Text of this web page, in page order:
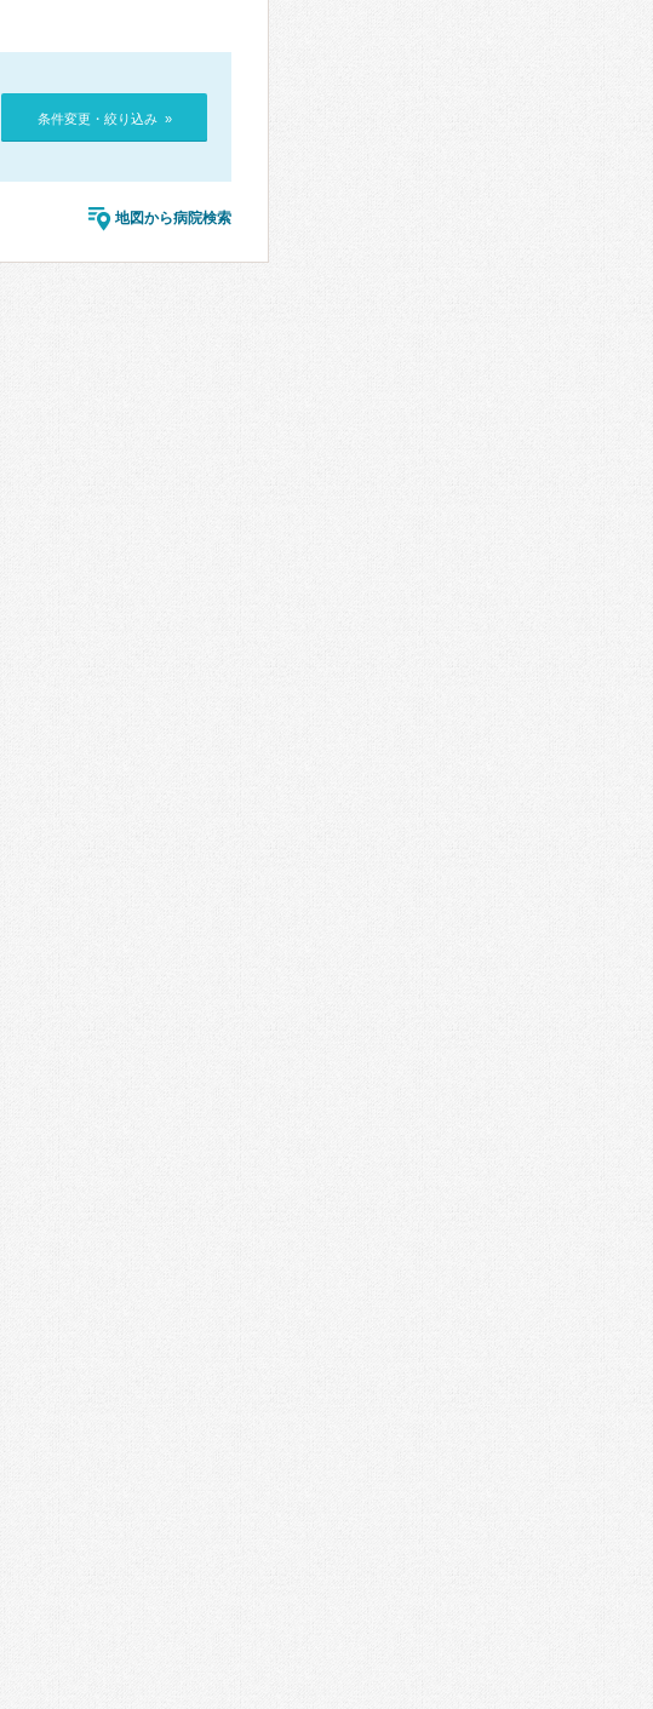
条件変更・絞り込み »
地図から病院検索